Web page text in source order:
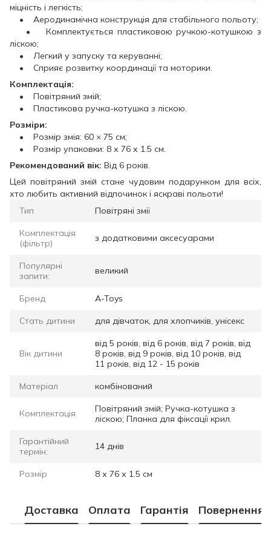
міцність і легкість;
• Аеродинамічна конструкція для стабільного польоту;
• Комплектується пластиковою ручкою-котушкою з
ліскою;
• Легкий у запуску та керуванні;
• Сприяє розвитку координації та моторики.
Комплектація:
• Повітряний змій;
• Пластикова ручка-котушка з ліскою.
Розміри:
• Розмір змія: 60 × 75 см;
• Розмір упаковки: 8 х 76 х 1.5 см.
Рекомендований вік: Від 6 років.
Цей повітряний змій стане чудовим подарунком для всіх,
хто любить активний відпочинок і яскраві польоти!
Тип
Повітряні змії
Комплектація
(фільтр)
з додатковими аксесуарами
Популярні
запити:
великий
Бренд A-Toys
Стать дитини для дівчаток, для хлопчиків, унісекс
Вік дитини
від 5 років, від 6 років, від 7 років, від
8 років, від 9 років, від 10 років, від
11 років, від 12 - 15 років
Матеріал комбінований
Комплектація
Повітряний змій; Ручка-котушка з
ліскою; Планка для фіксації крил.
Гарантійний
термін:
14 днів
Розмір 8 х 76 х 1.5 см
Доставка Оплата Гарантія Повернення